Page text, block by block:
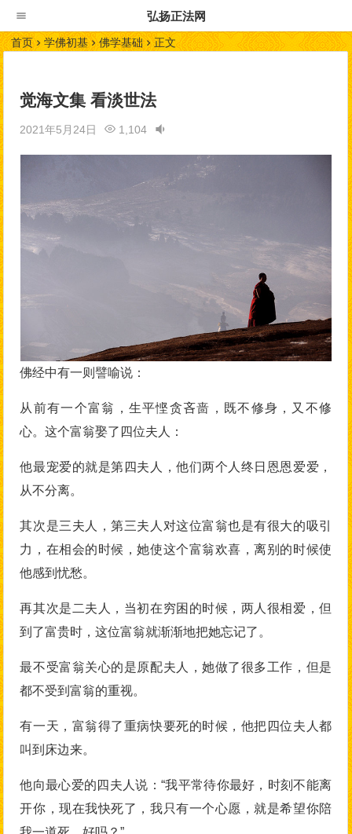
弘扬正法网
首页 学佛初基 佛学基础 正文
觉海文集 看淡世法
2021年5月24日 1,104
佛经中有一则譬喻说：
从前有一个富翁，生平悭贪吝啬，既不修身，又不修
心。这个富翁娶了四位夫人：
他最宠爱的就是第四夫人，他们两个人终日恩恩爱爱，
从不分离。
其次是三夫人，第三夫人对这位富翁也是有很大的吸引
力，在相会的时候，她使这个富翁欢喜，离别的时候使
他感到忧愁。
再其次是二夫人，当初在穷困的时候，两人很相爱，但
到了富贵时，这位富翁就渐渐地把她忘记了。
最不受富翁关心的是原配夫人，她做了很多工作，但是
都不受到富翁的重视。
有一天，富翁得了重病快要死的时候，他把四位夫人都
叫到床边来。
他向最心爱的四夫人说：“我平常待你最好，时刻不能离
开你，现在我快死了，我只有一个心愿，就是希望你陪